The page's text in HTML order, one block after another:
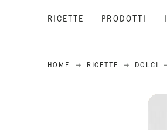
RICETTE PRODOTTI
HOME RICETTE DOLCI